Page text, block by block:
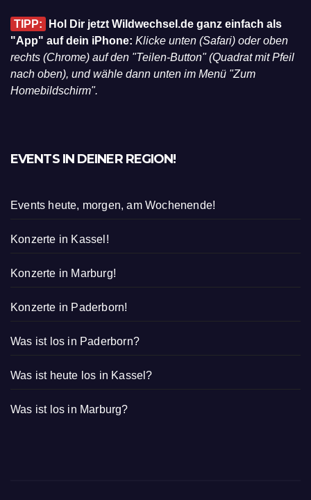
TIPP:
Hol Dir jetzt Wildwechsel.de ganz einfach als
"App" auf dein iPhone: Klicke unten (Safari) oder oben
rechts (Chrome) auf den "Teilen-Button" (Quadrat mit Pfeil
nach oben), und wähle dann unten im Menü "Zum
Homebildschirm".
EVENTS IN DEINER REGION!
Events heute, morgen, am Wochenende!
Konzerte in Kassel!
Konzerte in Marburg!
Konzerte in Paderborn!
Was ist los in Paderborn?
Was ist heute los in Kassel?
Was ist los in Marburg?